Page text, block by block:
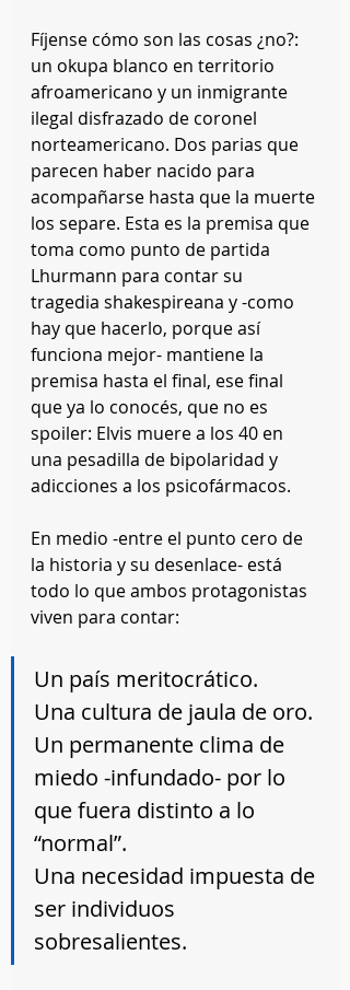
Fíjense cómo son las cosas ¿no?:
un okupa blanco en territorio
afroamericano y un inmigrante
ilegal disfrazado de coronel
norteamericano. Dos parias que
parecen haber nacido para
acompañarse hasta que la muerte
los separe. Esta es la premisa que
toma como punto de partida
Lhurmann para contar su
tragedia shakespireana y -como
hay que hacerlo, porque así
funciona mejor- mantiene la
premisa hasta el final, ese final
que ya lo conocés, que no es
spoiler: Elvis muere a los 40 en
una pesadilla de bipolaridad y
adicciones a los psicofármacos.
En medio -entre el punto cero de
la historia y su desenlace- está
todo lo que ambos protagonistas
viven para contar:
Un país meritocrático.
Una cultura de jaula de oro.
Un permanente clima de
miedo -infundado- por lo
que fuera distinto a lo
“normal”.
Una necesidad impuesta de
ser individuos
sobresalientes.